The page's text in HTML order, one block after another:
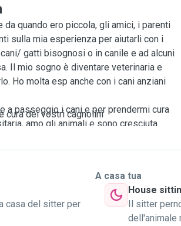
quando ero piccola, gli amici, i parenti
sulla mia esperienza per aiutarli con i
gatti bisognosi o in canile e ad alcuni
Il mio sogno è diventare veterinaria e
Ho molta esp anche con i cani anziani
a passeggio i cani e per prendermi cura
amo gli animali e sono cresciuta
portarlo a passeggio, al parco oppure
può usare una morbidissima
un'appartamento abbastanza grande, il
per tutta la casa
cura dei vostri cagnolini
casa del sitter per
A casa tua
House
Il sitter
dell'animale